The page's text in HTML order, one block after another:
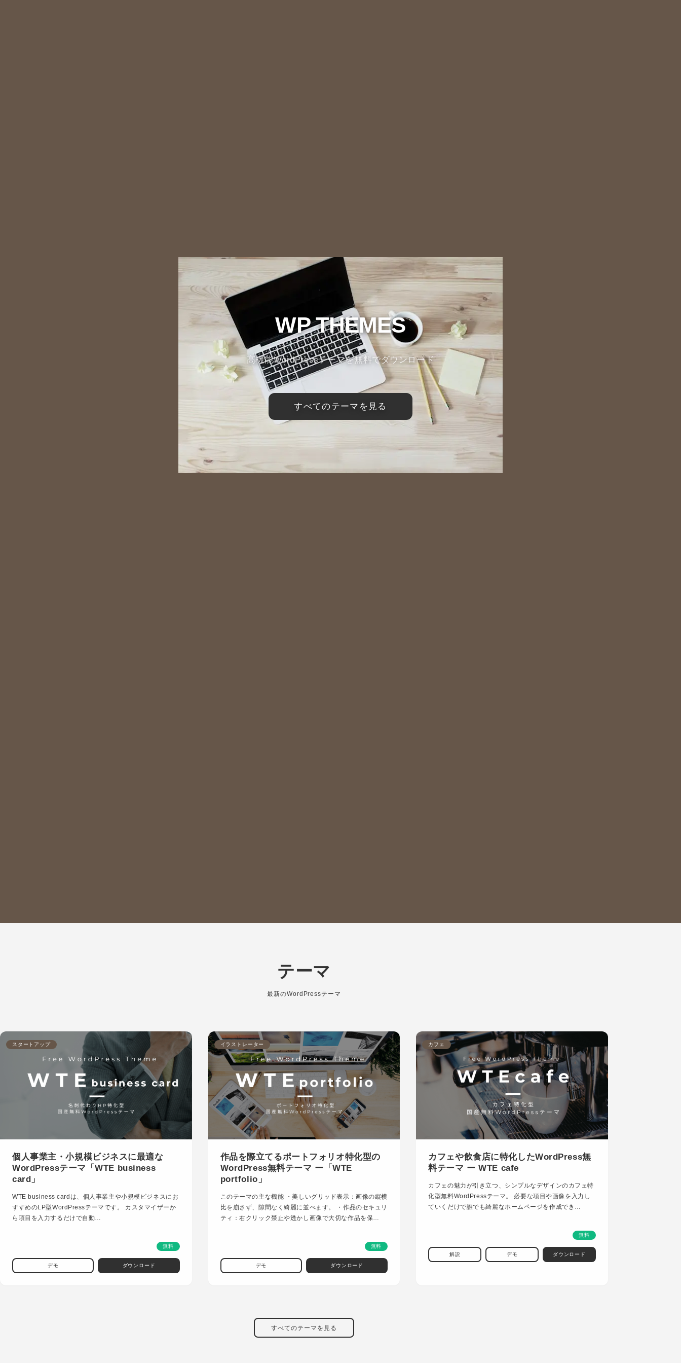
WP THEMES
高機能WordPressテーマを無料でダウンロード
すべてのテーマを見る
テーマ
最新のWordPressテーマ
スタートアップ
個人事業主・小規模ビジネスに最適な
WordPressテーマ「WTE business
card」
WTE business cardは、個人事業主や小規模ビジネスにお
すすめのLP型WordPressテーマです。 カスタマイザーか
ら項目を入力するだけで自動…
無料
デモ ダウンロード
イラストレーター
作品を際立てるポートフォリオ特化型の
WordPress無料テーマ ー「WTE
portfolio」
このテーマの主な機能 ・美しいグリッド表示：画像の縦横
比を崩さず、隙間なく綺麗に並べます。 ・作品のセキュリ
ティ：右クリック禁止や透かし画像で大切な作品を保…
無料
デモ ダウンロード
カフェ
カフェや飲食店に特化したWordPress無
料テーマ ー WTE cafe
カフェの魅力が引き立つ、シンプルなデザインのカフェ特
化型無料WordPressテーマ。 必要な項目や画像を入力し
ていくだけで誰でも綺麗なホームページを作成でき…
無料
解説 デモ ダウンロード
すべてのテーマを見る